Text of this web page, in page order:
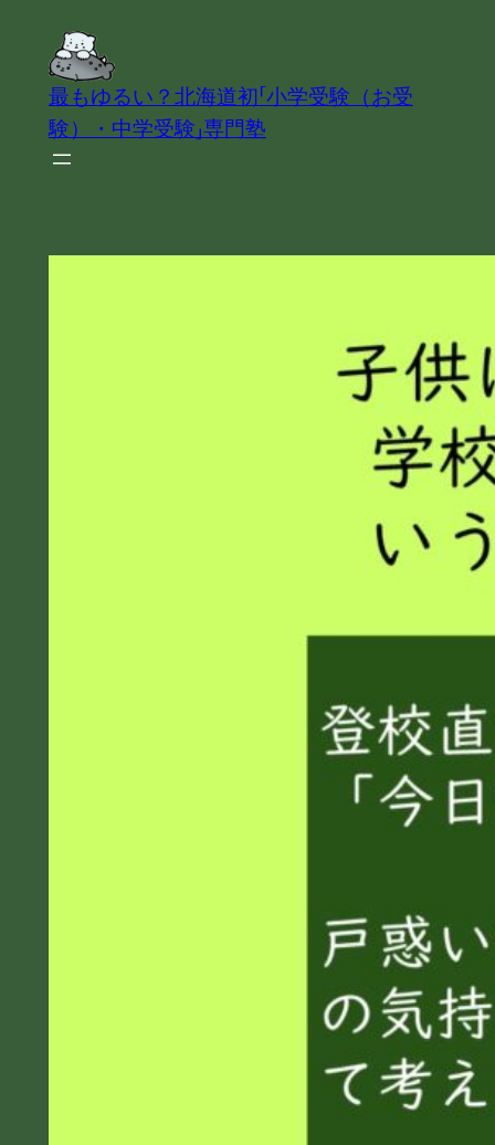
最もゆるい？北海道初「小学受験（お受
験）・中学受験」専門塾